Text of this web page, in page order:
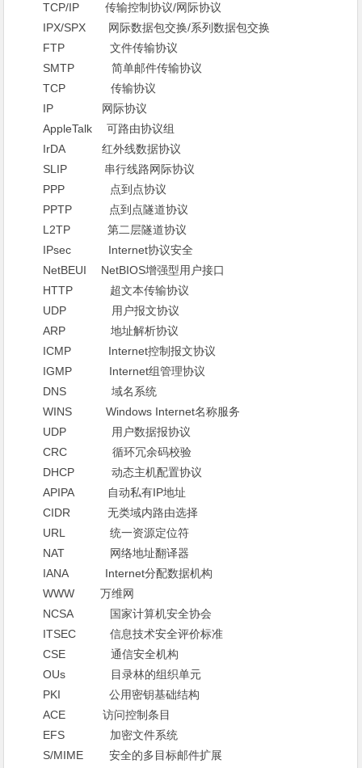
TCP/IP 传输控制协议/网际协议
IPX/SPX 网际数据包交换/系列数据包交换
FTP 文件传输协议
SMTP 简单邮件传输协议
TCP 传输协议
IP 网际协议
AppleTalk 可路由协议组
IrDA 红外线数据协议
SLIP 串行线路网际协议
PPP 点到点协议
PPTP 点到点隧道协议
L2TP 第二层隧道协议
IPsec Internet协议安全
NetBEUI NetBIOS增强型用户接口
HTTP 超文本传输协议
UDP 用户报文协议
ARP 地址解析协议
ICMP Internet控制报文协议
IGMP Internet组管理协议
DNS 域名系统
WINS Windows Internet名称服务
UDP 用户数据报协议
CRC 循环冗余码校验
DHCP 动态主机配置协议
APIPA 自动私有IP地址
CIDR 无类域内路由选择
URL 统一资源定位符
NAT 网络地址翻译器
IANA Internet分配数据机构
WWW 万维网
NCSA 国家计算机安全协会
ITSEC 信息技术安全评价标准
CSE 通信安全机构
OUs 目录林的组织单元
PKI 公用密钥基础结构
ACE 访问控制条目
EFS 加密文件系统
S/MIME 安全的多目标邮件扩展